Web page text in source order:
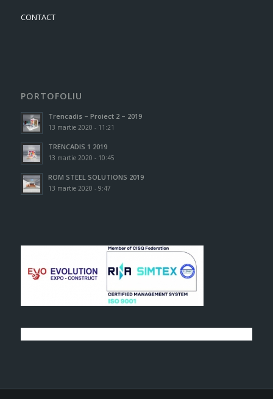
CONTACT
PORTOFOLIU
Trencadis – Proiect 2 – 2019
13 martie 2020 - 11:21
TRENCADIS 1 2019
13 martie 2020 - 10:45
ROM STEEL SOLUTIONS 2019
13 martie 2020 - 9:47